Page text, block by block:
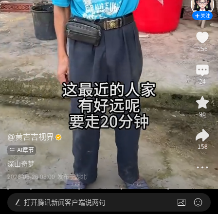
@黄吉吉视界
AI章节
深山奇梦
2026-06-26 08:00 发布于湖北
关注
256
24
90
158
打开腾讯新闻客户端说两句